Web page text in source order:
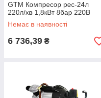
GTM Компресор рес-24л
220л/хв 1,8кВт 8бар 220В
Немає в наявності
6 736,39 ₴